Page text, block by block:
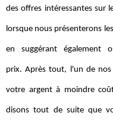
des offres intéressantes sur
lorsque nous présenterons
en suggérant également
prix. Après tout, l'un de
votre argent à moindre
disons tout de suite que